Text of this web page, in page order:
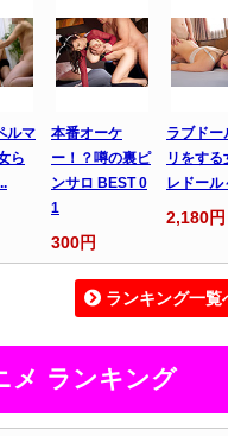
ルマ
ら
本番オーケ
ー！？噂の裏ピ
ンサロ BEST 0
1
300円
ラブドー
リをする
レドール
2,180円
ランキング一覧
メ ランキング